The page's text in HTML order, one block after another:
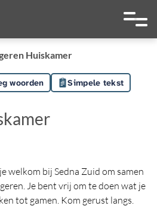
Hoog contrast
Ga naar
Huiskamer
woorden Simpele tekst
welkom bij Sedna Zuid om samen
Je bent vrij om te doen wat je
tot gamen. Kom gerust langs.